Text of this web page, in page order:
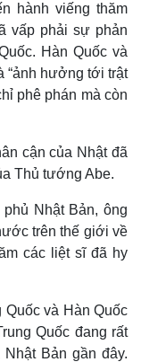
hành viếng thăm
vấp phải sự phản
Hàn Quốc và
“ảnh hưởng tới trật
phê phán mà còn
cận của Nhật đã
Thủ tướng Abe.
Nhật Bản, ông
trên thế giới về
các liệt sĩ đã hy
và Hàn Quốc
Quốc đang rất
Bản gần đây.